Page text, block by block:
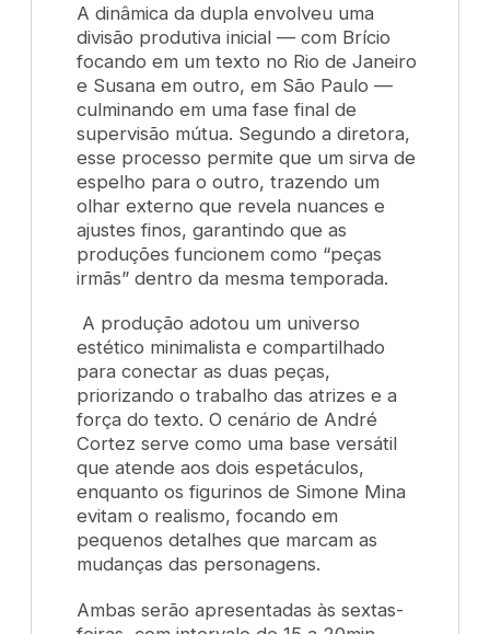
A dinâmica da dupla envolveu uma
divisão produtiva inicial — com Brício
focando em um texto no Rio de Janeiro
e Susana em outro, em São Paulo —
culminando em uma fase final de
supervisão mútua. Segundo a diretora,
esse processo permite que um sirva de
espelho para o outro, trazendo um
olhar externo que revela nuances e
ajustes finos, garantindo que as
produções funcionem como “peças
irmãs” dentro da mesma temporada.
A produção adotou um universo
estético minimalista e compartilhado
para conectar as duas peças,
priorizando o trabalho das atrizes e a
força do texto. O cenário de André
Cortez serve como uma base versátil
que atende aos dois espetáculos,
enquanto os figurinos de Simone Mina
evitam o realismo, focando em
pequenos detalhes que marcam as
mudanças das personagens.
Ambas serão apresentadas às sextas-